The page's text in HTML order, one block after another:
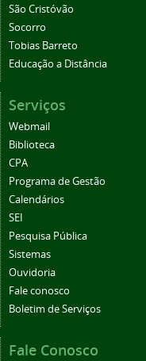
São Cristóvão
Socorro
Tobias Barreto
Educação a Distância
Serviços
Webmail
Biblioteca
CPA
Programa de Gestão
Calendários
SEI
Pesquisa Pública
Sistemas
Ouvidoria
Fale conosco
Boletim de Serviços
Fale Conosco